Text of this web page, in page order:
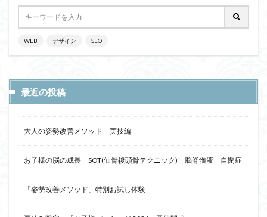
WEB デザイン SEO
最近の投稿
大人の姿勢改善メソッド 実技編
お子様の脳の成長 SOT(仙骨後頭骨テクニック) 脳脊髄液 自閉症
「姿勢改善メソッド」特別お試し体験